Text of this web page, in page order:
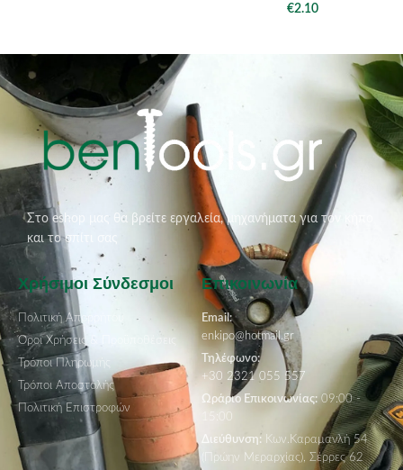
€2.10
Στο eshop μας θα βρείτε εργαλεία, μηχανήματα για τον κήπο
και το σπίτι σας
Χρήσιμοι Σύνδεσμοι
Πολιτική Απορρήτου
Όροι Χρήσεις & Προϋποθέσεις
Τρόποι Πληρωμής
Τρόποι Αποστολής
Πολιτική Επιστροφών
Επικοινωνία
Email:
enkipo@hotmail.gr
Τηλέφωνο:
+30 2321 055 557
Ωράριο Επικοινωνίας: 09:00 -
15:00
Διεύθυνση: Κων.Καραμανλή 54
(Πρώην Μεραρχίας), Σέρρες 62